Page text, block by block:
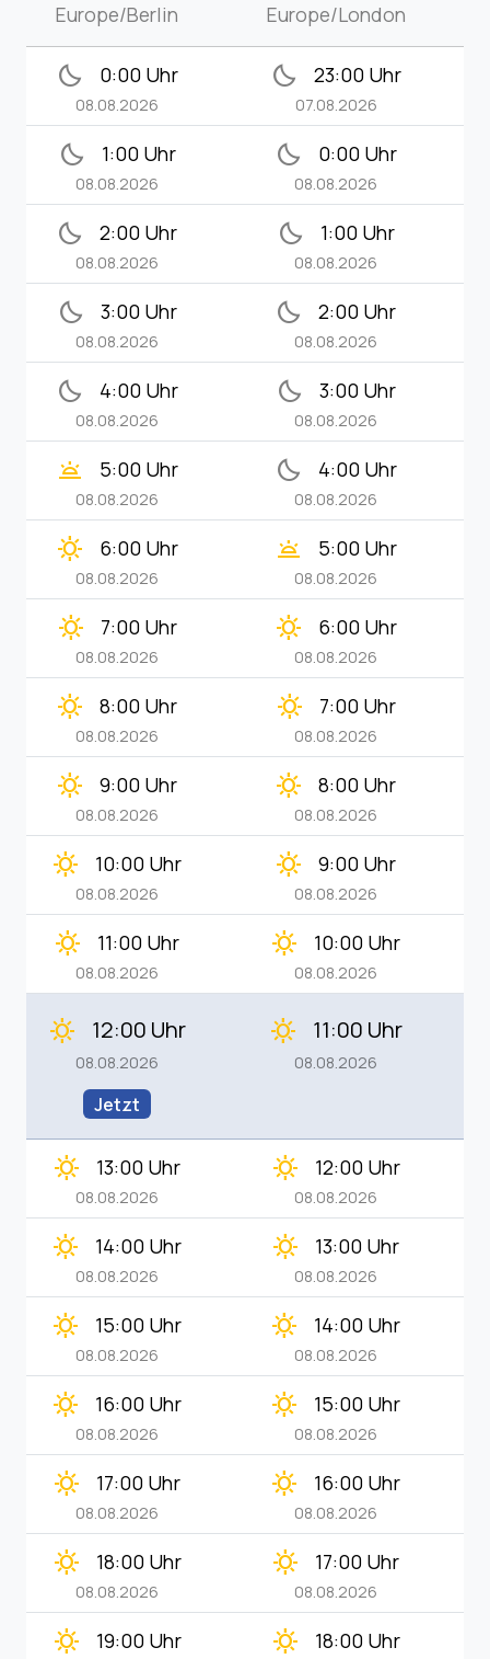
Europe/Berlin Europe/London
bedtime 0:00 Uhr
08.08.2026
bedtime 23:00 Uhr
07.08.2026
bedtime 1:00 Uhr
08.08.2026
bedtime 0:00 Uhr
08.08.2026
bedtime 2:00 Uhr
08.08.2026
bedtime 1:00 Uhr
08.08.2026
bedtime 3:00 Uhr
08.08.2026
bedtime 2:00 Uhr
08.08.2026
bedtime 4:00 Uhr
08.08.2026
bedtime 3:00 Uhr
08.08.2026
wb_twilight 5:00 Uhr
08.08.2026
bedtime 4:00 Uhr
08.08.2026
clear_day 6:00 Uhr
08.08.2026
wb_twilight 5:00 Uhr
08.08.2026
clear_day 7:00 Uhr
08.08.2026
clear_day 6:00 Uhr
08.08.2026
clear_day 8:00 Uhr
08.08.2026
clear_day 7:00 Uhr
08.08.2026
clear_day 9:00 Uhr
08.08.2026
clear_day 8:00 Uhr
08.08.2026
clear_day 10:00 Uhr
08.08.2026
clear_day 9:00 Uhr
08.08.2026
clear_day 11:00 Uhr
08.08.2026
clear_day 10:00 Uhr
08.08.2026
clear_day 12:00 Uhr
08.08.2026
Jetzt
clear_day 11:00 Uhr
08.08.2026
clear_day 13:00 Uhr
08.08.2026
clear_day 12:00 Uhr
08.08.2026
clear_day 14:00 Uhr
08.08.2026
clear_day 13:00 Uhr
08.08.2026
clear_day 15:00 Uhr
08.08.2026
clear_day 14:00 Uhr
08.08.2026
clear_day 16:00 Uhr
08.08.2026
clear_day 15:00 Uhr
08.08.2026
clear_day 17:00 Uhr
08.08.2026
clear_day 16:00 Uhr
08.08.2026
clear_day 18:00 Uhr
08.08.2026
clear_day 17:00 Uhr
08.08.2026
clear_day 19:00 Uhr clear_day 18:00 Uhr